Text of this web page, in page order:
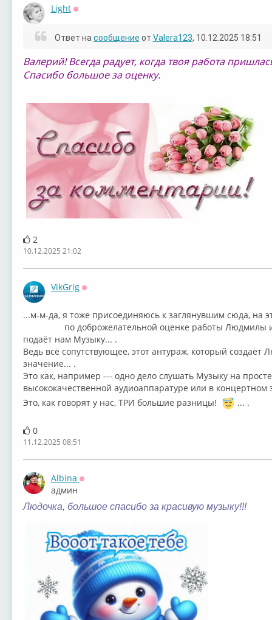
Light
Ответ на сообщение от Valera123, 10.12.2025 18:51
Валерий! Всегда радует, когда твоя работа
Спасибо большое за оценку.
2
10.12.2025 21:02
VikGrig
...м-м-да, я тоже присоединяюсь к заглянувшим
по доброжелательной оценке работы Людмилы и
подаёт нам Музыку... .
Ведь всё сопутствующее, этот антураж, который создаёт
значение... .
Это как, например --- одно дело слушать Музыку на
высококачественной аудиоаппаратуре или в
Это, как говорят у нас, ТРИ большие разницы!
... .
0
11.12.2025 08:51
Albina
Оффлайн
админ
Людочка, большое спасибо за красивую музыку!!!